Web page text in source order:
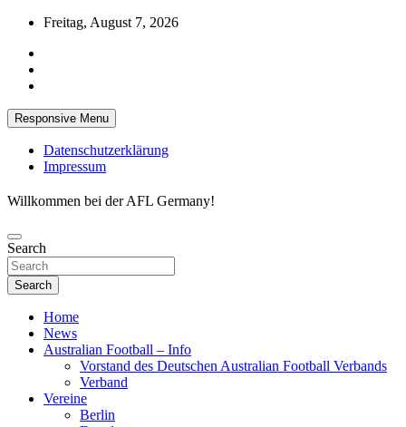
Skip
content
Freitag, August 7, 2026
Responsive Menu
Datenschutzerklärung
Impressum
Willkommen bei der AFL Germany!
Search
Search
Home
News
Australian Football – Info
Vorstand des Deutschen Australian Football Verbands
Verband
Vereine
Berlin